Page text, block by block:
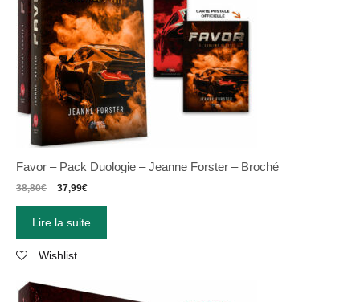
Favor – Pack Duologie – Jeanne Forster – Broché
38,80€ 37,99€
Lire la suite
Wishlist